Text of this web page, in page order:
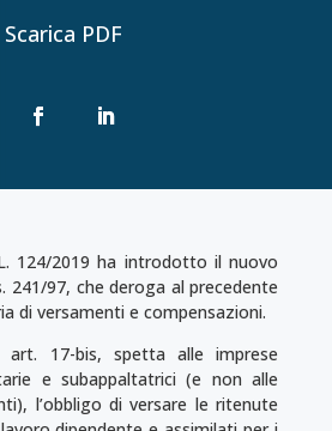
Scarica PDF
124/2019 ha introdotto il nuovo
241/97, che deroga al precedente
di versamenti e compensazioni.
17-bis, spetta alle imprese
e subappaltatrici (e non alle
l’obbligo di versare le ritenute